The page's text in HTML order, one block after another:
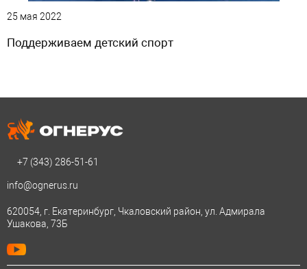
25 мая 2022
Поддерживаем детский спорт
+7 (343) 286-51-61
info@ognerus.ru
620054, г. Екатеринбург, Чкаловский район, ул. Адмирала
Ушакова, 73Б